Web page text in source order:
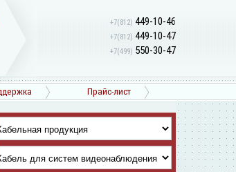
+7(812) 449-10-46
+7(812) 449-10-47
+7(499) 550-30-47
Прайс-лист